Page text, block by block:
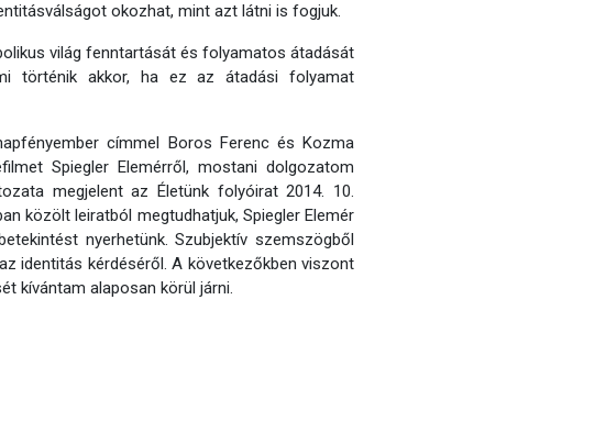
okozhat, mint azt látni is fogjuk.
világ fenntartását és folyamatos átadását
történik akkor, ha ez az átadási folyamat
címmel Boros Ferenc és Kozma
Spiegler Elemérről, mostani dolgozatom
megjelent az Életünk folyóirat 2014. 10.
közölt leiratból megtudhatjuk, Spiegler Elemér
nyerhetünk. Szubjektív szemszögből
identitás kérdéséről. A következőkben viszont
kívántam alaposan körül járni.